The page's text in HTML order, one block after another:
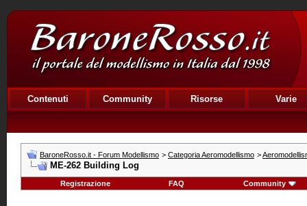
Contenuti Community Risorse Varie
BaroneRosso.it - Forum Modellismo > Categoria Aeromodellismo >
ME-262 Building Log
Registrazione FAQ Community